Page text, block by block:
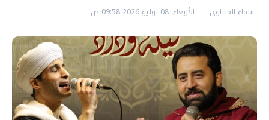
سماء المنياوي الأربعاء، 08 يوليو 2026 09:58 ص